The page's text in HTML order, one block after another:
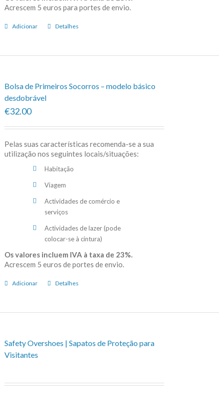
Acrescem 5 euros para portes de envio.
Adicionar Detalhes
Bolsa de Primeiros Socorros – modelo básico
desdobrável
€32.00
Pelas suas características recomenda-se a sua
utilização nos seguintes locais/situações:
Habitação
Viagem
Actividades de comércio e
serviços
Actividades de lazer (pode
colocar-se à cintura)
Os valores incluem IVA à taxa de 23%.
Acrescem 5 euros de portes de envio.
Adicionar Detalhes
Safety Overshoes | Sapatos de Proteção para
Visitantes